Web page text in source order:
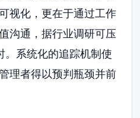
视化，更在于通过工作
沟通，据行业调研可压
。系统化的追踪机制使
理者得以预判瓶颈并前